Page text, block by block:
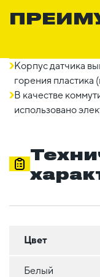
Корпус датчика
горения пластика
В качестве
использовано
Цвет
Белый